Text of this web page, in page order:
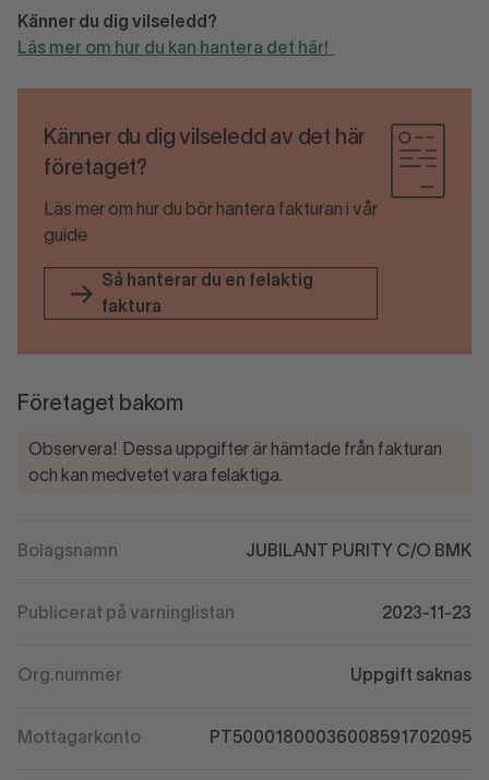
Känner du dig vilseledd?
Läs mer om hur du kan hantera det här!
Känner du dig vilseledd av det här
företaget?
Läs mer om hur du bör hantera fakturan i vår
guide
Så hanterar du en felaktig
faktura
Företaget bakom
Observera! Dessa uppgifter är hämtade från fakturan
och kan medvetet vara felaktiga.
Bolagsnamn JUBILANT PURITY C/O BMK
Publicerat på varninglistan 2023-11-23
Org.nummer Uppgift saknas
Mottagarkonto PT50001800036008591702095